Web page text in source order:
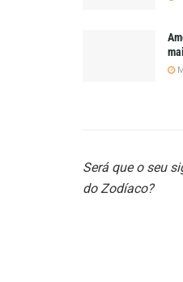
Será que o seu
do Zodíaco?